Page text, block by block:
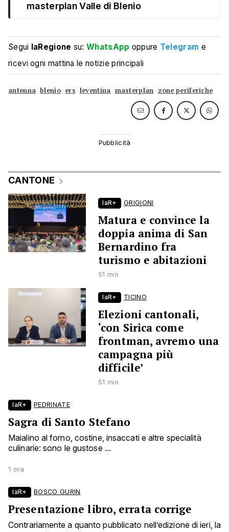
masterplan Valle di Blenio
Segui laRegione su:WhatsApp oppure Telegram e
ricevi ogni mattina le notizie principali
antenna blenio ers leventina masterplan zone periferiche
CANTONE
laR+ GRIGIONI
Matura e convince la
doppia anima di San
Bernardino fra
turismo e abitazioni
51 min
laR+ TICINO
Elezioni cantonali,
‘con Sirica come
frontman, avremo una
campagna più
difficile’
51 min
laR+ PEDRINATE
Sagra di Santo Stefano
Maialino al forno, costine, insaccati e altre specialità
culinarie: sono le gustose ...
1 ora
laR+ BOSCO GURIN
Presentazione libro, errata corrige
Contrariamente a quanto pubblicato nell’edizione di ieri, la